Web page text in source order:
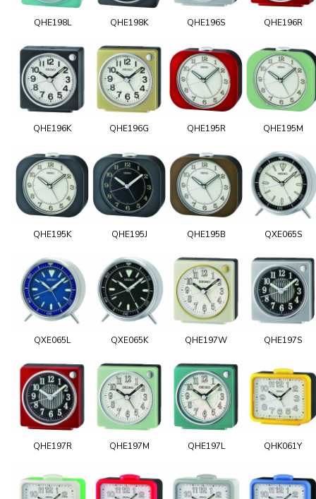
QHE198L QHE198K QHE196S QHE196R
QHE196K QHE196G QHE195R QHE195M
QHE195K QHE195J QHE195B QXE065S
QXE065L QXE065K QHE197W QHE197S
QHE197R QHE197M QHE197L QHK061Y